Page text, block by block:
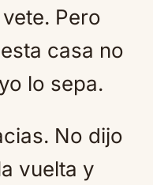
Pero
casa no
lo sepa.
No dijo
vuelta y